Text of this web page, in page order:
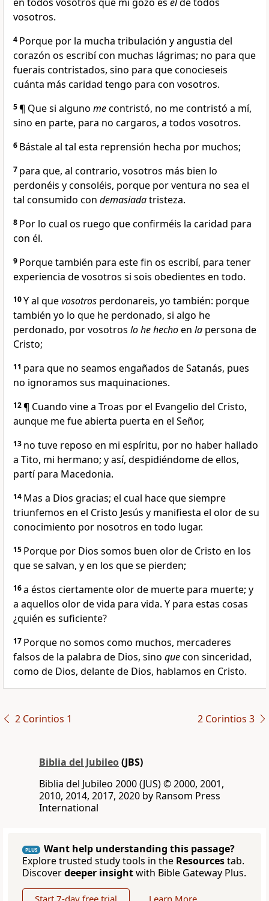
vosotros.
4 Porque por la mucha tribulación y angustia del
corazón os escribí con muchas lágrimas; no para que
fuerais contristados, sino para que conocieseis
cuánta más caridad tengo para con vosotros.
5¶ Que si alguno mecontristó, no me contristó a mí,
sino en parte, para no cargaros, a todos vosotros.
6 Bástale al tal esta reprensión hecha por muchos;
7 para que, al contrario, vosotros más bien lo
perdonéis y consoléis, porque por ventura no sea el
tal consumido con demasiadatristeza.
8 Por lo cual os ruego que confirméis la caridad para
con él.
9 Porque también para este fin os escribí, para tener
experiencia de vosotros si sois obedientes en todo.
10Y al quevosotros perdonareis, yo también: porque
también yo lo que he perdonado, si algo he
perdonado, por vosotros lo he hechoen la persona de
Cristo;
11 para que no seamos engañados de Satanás, pues
no ignoramos sus maquinaciones.
12¶ Cuando vine a Troas por el Evangelio del Cristo,
aunque me fue abierta puerta en el Señor,
13 no tuve reposo en mi espíritu, por no haber hallado
a Tito, mi hermano; y así, despidiéndome de ellos,
partí para Macedonia.
14 Mas a Dios gracias; el cual hace que siempre
triunfemos en el Cristo Jesús y manifiesta el olor de su
conocimiento por nosotros en todo lugar.
15 Porque por Dios somos buen olor de Cristo en los
que se salvan, y en los que se pierden;
16a éstos ciertamente olor de muerte para muerte; y
a aquellos olor de vida para vida. Y para estas cosas
¿quién es suficiente?
17 Porque no somos como muchos, mercaderes
falsos de la palabra de Dios, sino quecon sinceridad,
como de Dios, delante de Dios, hablamos en Cristo.
2 Corintios 1 2 Corintios 3
Biblia del Jubileo(JBS)
Biblia del Jubileo 2000 (JUS) © 2000, 2001,
2010, 2014, 2017, 2020 by Ransom Press
International
PLUS
Want help understanding this passage?
Explore trusted study tools in the Resourcestab.
Discoverdeeper insightwith Bible Gateway Plus.